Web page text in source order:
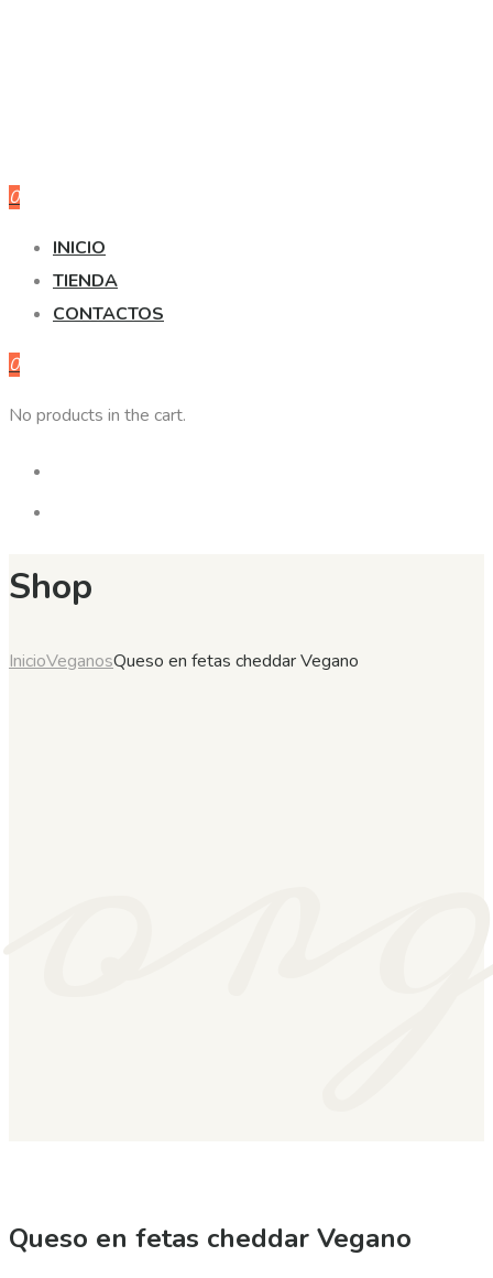
0
INICIO
TIENDA
CONTACTOS
0
No products in the cart.
Shop
InicioVeganosQueso en fetas cheddar Vegano
Queso en fetas cheddar Vegano